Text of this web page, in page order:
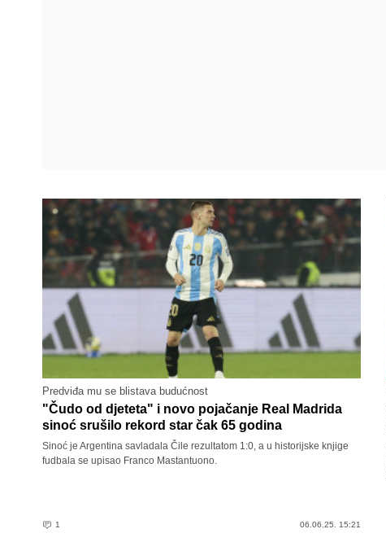
Predviđa mu se blistava budućnost
"Čudo od djeteta" i novo pojačanje Real Madrida
sinoć srušilo rekord star čak 65 godina
Sinoć je Argentina savladala Čile rezultatom 1:0, a u historijske knjige
fudbala se upisao Franco Mastantuono.
1 06.06.25. 15:21